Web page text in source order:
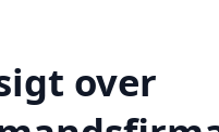
over